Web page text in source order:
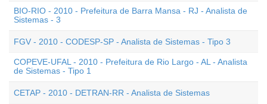
BIO-RIO - 2010 - Prefeitura de Barra Mansa - RJ - Analista de
Sistemas - 3
FGV - 2010 - CODESP-SP - Analista de Sistemas - Tipo 3
COPEVE-UFAL - 2010 - Prefeitura de Rio Largo - AL - Analista
de Sistemas - Tipo 1
CETAP - 2010 - DETRAN-RR - Analista de Sistemas